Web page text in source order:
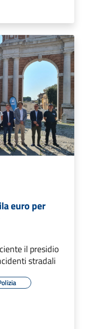
euro per
il presidio
stradali